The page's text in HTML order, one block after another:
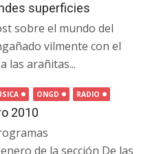
superficies
sobre el mundo del
vilmente con el
las arañitas...
ONGD RADIO
2010
de la sección De las